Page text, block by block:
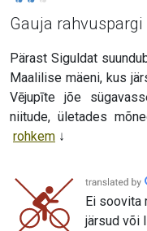
Gauja
Pärast Siguldat
Maalilise mäeni, kus
Vējupīte jõe
niitude, ületades
rohkem
Ei soovita
järsud või